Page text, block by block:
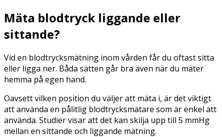
Mäta blodtryck liggande eller
sittande?
Vid en blodtrycksmätning inom vården får du oftast sitta
eller ligga ner. Båda sätten går bra även när du mäter
hemma på egen hand.
Oavsett vilken position du väljer att mäta i, är det viktigt
att använda en pålitlig blodtrycksmätare som är enkel att
använda. Studier visar att det kan skilja upp till 5 mmHg
mellan en sittande och liggande mätning.